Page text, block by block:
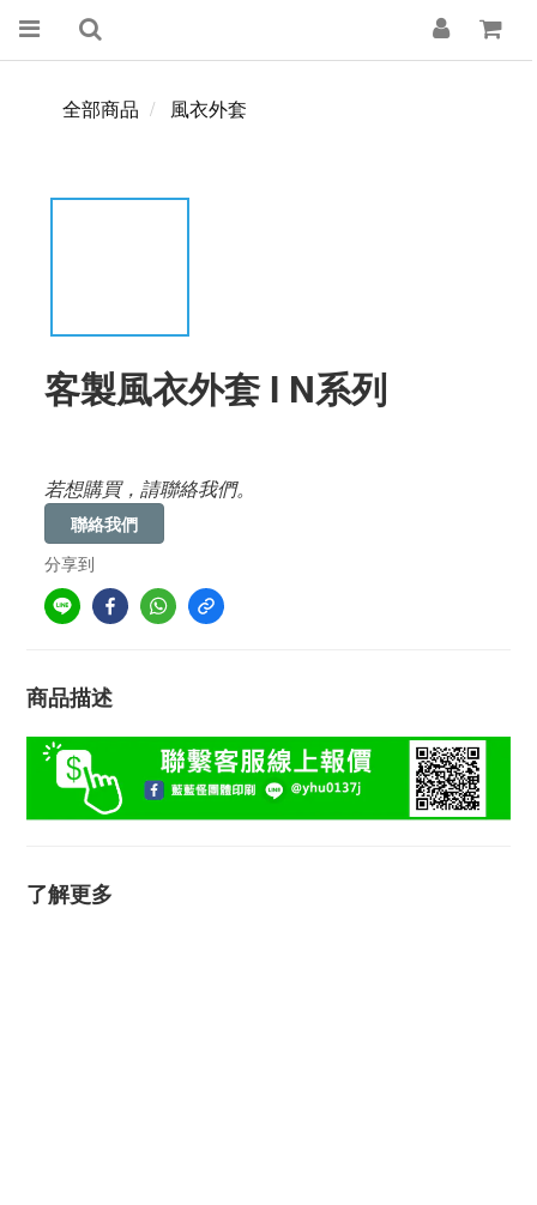
全部商品 風衣外套
客製風衣外套 I N系列
若想購買，請聯絡我們。
聯絡我們
分享到
商品描述
了解更多